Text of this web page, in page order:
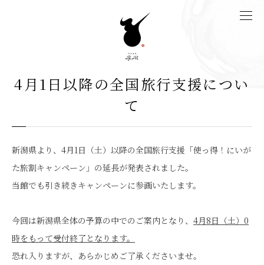
4月1日以降の全国旅行支援につい
て
新潟県より、4月1日（土）以降の全国旅行支援「使っ得！にいが
た旅割キャンペーン」の延長が発表されました。
当館でも引き続きキャンペーンに参画いたします。
今回は新潟県全体の予算の中でのご案内となり、 4月8日（土）0
時をもって受付終了となります。
恐れ入りますが、あらかじめご了承くださいませ。